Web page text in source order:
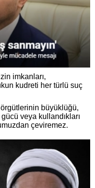
imkanları,
kudreti her türlü suç
büyüklüğü,
veya kullandıkları
çeviremez.